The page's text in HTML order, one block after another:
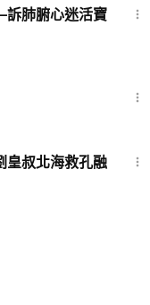
肺腑心迷活寶
叔北海救孔融